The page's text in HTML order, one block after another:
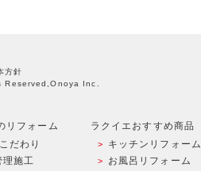
方針
Inc.
リフォーム
だわり
理施工
ラクイエおすすめ商品
キッチンリフォーム
お風呂リフォーム